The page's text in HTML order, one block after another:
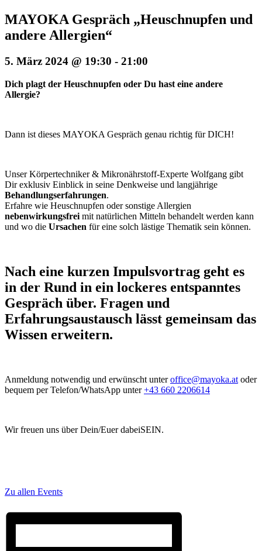
MAYOKA Gespräch „Heuschnupfen und
andere Allergien“
5. März 2024 @ 19:30 - 21:00
Dich plagt der Heuschnupfen oder Du hast eine andere
Allergie?
Dann ist dieses MAYOKA Gespräch genau richtig für DICH!
Unser Körpertechniker & Mikronährstoff-Experte Wolfgang gibt
Dir exklusiv Einblick in seine Denkweise und langjährige
Behandlungserfahrungen.
Erfahre wie Heuschnupfen oder sonstige Allergien
nebenwirkungsfrei mit natürlichen Mitteln behandelt werden kann
und wo die Ursachen für eine solch lästige Thematik sein können.
Nach eine kurzen Impulsvortrag geht es
in der Rund in ein lockeres entspanntes
Gespräch über. Fragen und
Erfahrungsaustausch lässt gemeinsam das
Wissen erweitern.
Anmeldung notwendig und erwünscht unteroffice@mayoka.at oder
bequem per Telefon/WhatsApp unter+43 660 2206614
Wir freuen uns über Dein/Euer dabeiSEIN.
Zu allen Events